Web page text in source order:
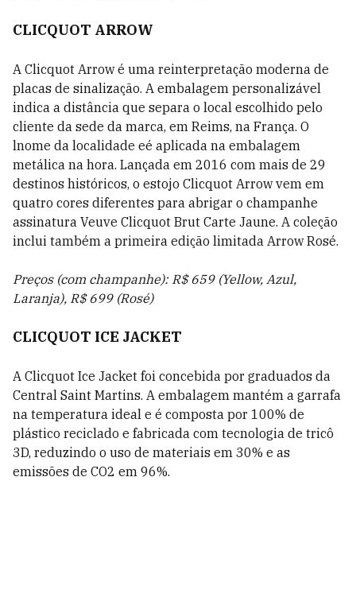
CLICQUOT ARROW
A Clicquot Arrow é uma reinterpretação moderna de
placas de sinalização. A embalagem personalizável
indica a distância que separa o local escolhido pelo
cliente da sede da marca, em Reims, na França. O
lnome da localidade eé aplicada na embalagem
metálica na hora. Lançada em 2016 com mais de 29
destinos históricos, o estojo Clicquot Arrow vem em
quatro cores diferentes para abrigar o champanhe
assinatura Veuve Clicquot Brut Carte Jaune. A coleção
inclui também a primeira edição limitada Arrow Rosé.
Preços (com champanhe): R$ 659 (Yellow, Azul,
Laranja), R$ 699 (Rosé)
CLICQUOT ICE JACKET
A Clicquot Ice Jacket foi concebida por graduados da
Central Saint Martins. A embalagem mantém a garrafa
na temperatura ideal e é composta por 100% de
plástico reciclado e fabricada com tecnologia de tricô
3D, reduzindo o uso de materiais em 30% e as
emissões de CO2 em 96%.